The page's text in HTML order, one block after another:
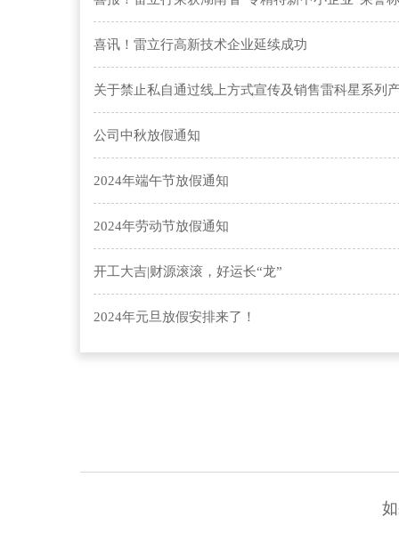
喜讯！雷立行高新技术企业延续成功
关于禁止私自通过线上方式宣传及销售雷科星系列
公司中秋放假通知
2024年端午节放假通知
2024年劳动节放假通知
开工大吉|财源滚滚，好运长“龙”
2024年元旦放假安排来了！